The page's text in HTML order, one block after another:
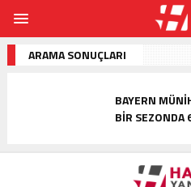
ARAMA SONUÇLARI
BAYERN
BIR SEZONDA